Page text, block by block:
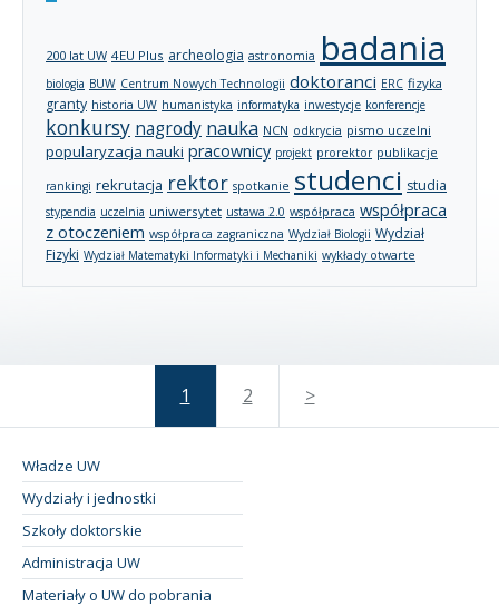
200 lat UW 4EU Plus archeologia astronomia badania
biologia BUW Centrum Nowych Technologii doktoranci ERC fizyka
granty historia UW humanistyka informatyka inwestycje konferencje
konkursy nagrody nauka NCN odkrycia pismo uczelni
popularyzacja nauki pracownicy projekt prorektor publikacje
rankingi rekrutacja rektor spotkanie studenci studia
stypendia uczelnia uniwersytet ustawa 2.0 współpraca współpraca
z otoczeniem współpraca zagraniczna Wydział Biologii Wydział
Fizyki Wydział Matematyki Informatyki i Mechaniki wykłady otwarte
1 2 >
Władze UW
Wydziały i jednostki
Szkoły doktorskie
Administracja UW
Materiały o UW do pobrania